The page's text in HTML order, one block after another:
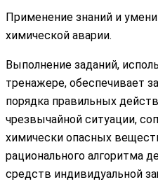
Применение знаний и
химической аварии.
Выполнение заданий,
тренажере, обеспечивает
порядка правильных
чрезвычайной ситуации,
химически опасных
рационального алгоритма
средств индивидуальной